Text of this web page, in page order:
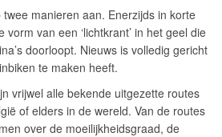
manieren aan. Enerzijds in korte
van een ‘lichtkrant’ in het geel die
doorloopt. Nieuws is volledig gericht
te maken heeft.
vrijwel alle bekende uitgezette routes
of elders in de wereld. Van de routes
over de moeilijkheidsgraad, de